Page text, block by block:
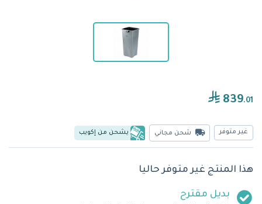
839.01
غير متوفر شحن مجاني يشحن من إكويب
هذا المنتج غير متوفر حاليا
بديل مقترح